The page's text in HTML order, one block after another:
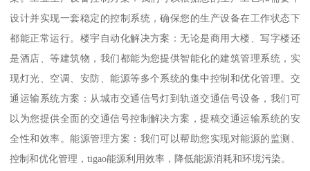
设计并实现一套稳定的控制系统，确保您的生产设备在工作状态下
都能正常运行。楼宇自动化解决方案：无论是商用大楼、写字楼还
是酒店、等建筑物，我们都能为您提供智能化的建筑管理系统，实
现灯光、空调、安防、能源等多个系统的集中控制和优化管理。交
通运输系统方案：从城市交通信号灯到轨道交通信号设备，我们可
以为您提供全面的交通信号控制解决方案，提稿交通运输系统的安
全性和效率。能源管理方案：我们可以帮助您实现对能源的监测、
控制和优化管理，tigao能源利用效率，降低能源消耗和环境污染。